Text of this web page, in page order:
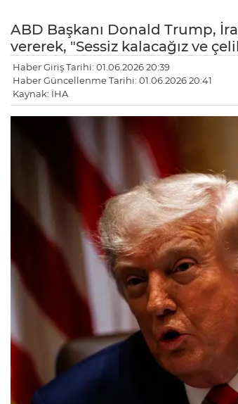
ABD Başkanı Donald Trump,
vererek, "Sessiz kalacağız ve
Haber Giriş Tarihi: 01.06.2026 20:39
Haber Güncellenme Tarihi: 01.06.2026 20:41
Kaynak: İHA